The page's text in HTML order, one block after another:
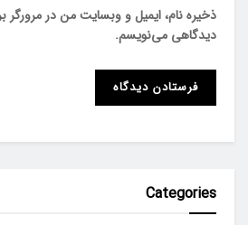
ذخیره نام، ایمیل و وبسایت من در مرورگر
دیدگاهی می‌نویسم.
Categories